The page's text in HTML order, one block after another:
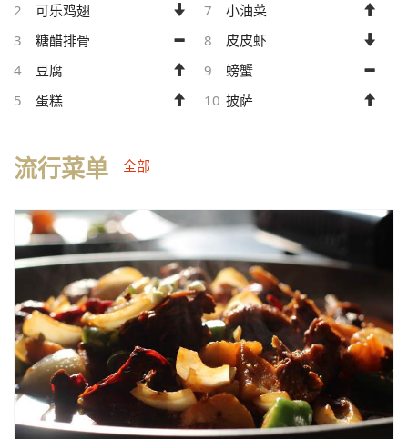
2
可乐鸡翅
3
糖醋排骨
4
豆腐
5
蛋糕
7
小油菜
8
皮皮虾
9
螃蟹
10 披萨
流行菜单 全部